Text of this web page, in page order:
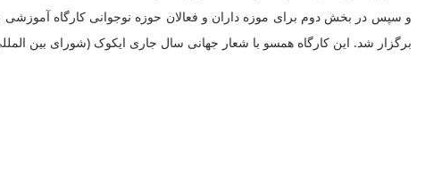
برگزار شد. این کارگاه همسو با شعار جهانی سال جاری ایکوک (شورای بین